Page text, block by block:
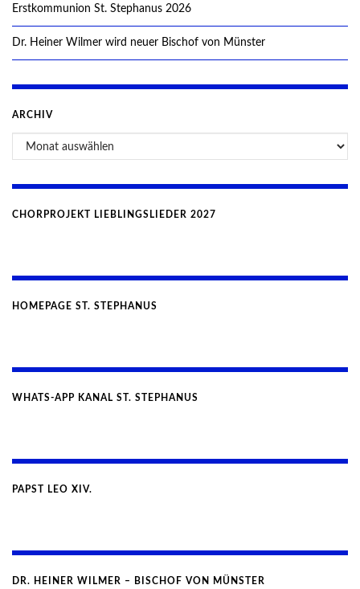
Erstkommunion St. Stephanus 2026
Dr. Heiner Wilmer wird neuer Bischof von Münster
ARCHIV
CHORPROJEKT LIEBLINGSLIEDER 2027
HOMEPAGE ST. STEPHANUS
WHATS-APP KANAL ST. STEPHANUS
PAPST LEO XIV.
DR. HEINER WILMER – BISCHOF VON MÜNSTER